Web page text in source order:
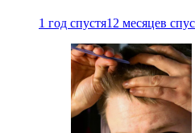
1 год спустя12 месяцев